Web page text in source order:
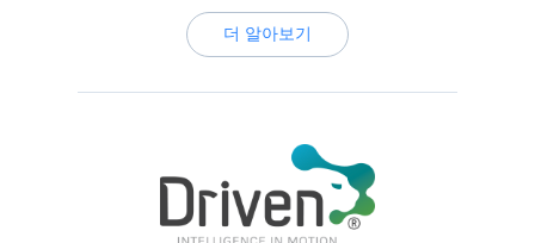
더 알아보기